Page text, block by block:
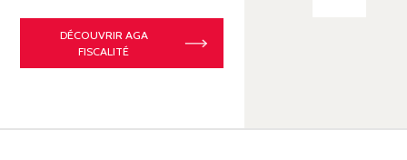
DÉCOUVRIR AGA
FISCALITÉ